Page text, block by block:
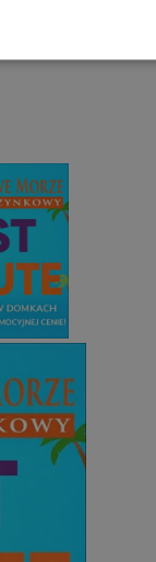
z podstawowych
/